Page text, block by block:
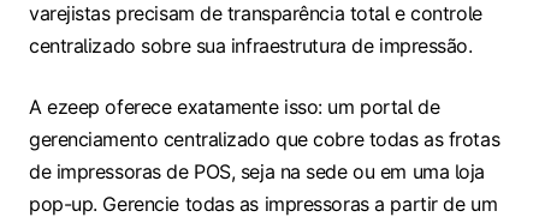
varejistas precisam de transparência total e controle
centralizado sobre sua infraestrutura de impressão.
A ezeep oferece exatamente isso: um portal de
gerenciamento centralizado que cobre todas as frotas
de impressoras de POS, seja na sede ou em uma loja
pop-up. Gerencie todas as impressoras a partir de um